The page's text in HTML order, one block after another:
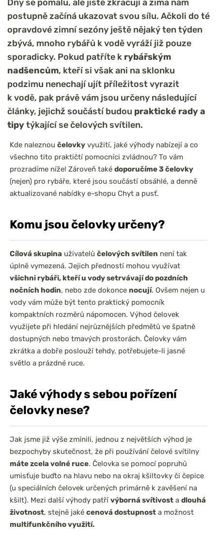
Dny se pomalu, ale jistě zkracují a zima nám
postupně začíná ukazovat svou sílu. Ačkoli do té
opravdové zimní sezóny ještě nějaký ten týden
zbývá, mnoho rybářů k vodě vyráží již pouze
sporadicky. Pokud patříte k rybářským
nadšencům, kteří si však ani na sklonku
podzimu nenechají ujít příležitost vyrazit
k vodě, pak právě vám jsou určeny následující
články, jejichž součástí budou praktické rady a
tipytýkající se čelových svítilen.
Kde naleznou čelovky využití, jaké výhody nabízejí a co
všechno tito praktičtí pomocníci zvládnou? To vám
prozradíme níže! Zároveň také doporučíme 3 čelovky
(nejen) pro rybáře, které jsou součástí obsáhlé, a denně
aktualizované nabídky e-shopu Chyt a pusť.
Komu jsou čelovky určeny?
Cílová skupina uživatelů čelových svítilen není tak
úplně vymezená. Jejich předností mohou využívat
všichni rybáři, kteří u vody setrvávají do pozdních
nočních hodin, nebo zde dokonce nocují. Ovšem nejen u
vody vám může být tento praktický pomocník
kompaktních rozměrů nápomocen. Výhod čelovek
využijete při hledání nejrůznějších předmětů ve špatně
dostupných nebo tmavých prostorách. Čelovky vám
zkrátka a dobře poslouží tehdy, potřebujete-li jasné
světlo a prázdné ruce.
Jaké výhody s sebou pořízení
čelovky nese?
Jak jsme již výše zmínili, jednou z největších výhod je
bezpochyby skutečnost, že při používání čelové svítilny
máte zcela volné ruce. Čelovka se pomocí popruhů
umisťuje buďto na hlavu nebo na okraj kšiltovky či čepice
(u speciálních čelovek určených primárně k zavěšení na
kšilt). Mezi další výhody patří výborná svítivost a dlouhá
životnost, stejně jaké cenová dostupnost a možnost
multifunkčního využití.